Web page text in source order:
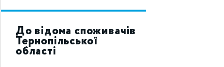
До відома споживачів
Тернопільської
області